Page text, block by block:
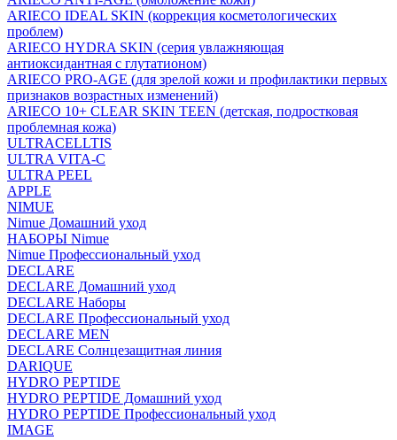
ARIECO IDEAL SKIN (коррекция косметологических
проблем)
ARIECO HYDRA SKIN (серия увлажняющая
антиоксидантная с глутатионом)
ARIECO PRO-AGE (для зрелой кожи и профилактики первых
признаков возрастных изменений)
ARIECO 10+ CLEAR SKIN TEEN (детская, подростковая
проблемная кожа)
ULTRACELLTIS
ULTRA VITA-C
ULTRA PEEL
APPLE
NIMUE
Nimue Домашний уход
НАБОРЫ Nimue
Nimue Профессиональный уход
DECLARE
DECLARE Домашний уход
DECLARE Наборы
DECLARE Профессиональный уход
DECLARE MEN
DECLARE Солнцезащитная линия
DARIQUE
HYDRO PEPTIDE
HYDRO PEPTIDE Домашний уход
HYDRO PEPTIDE Профессиональный уход
IMAGE